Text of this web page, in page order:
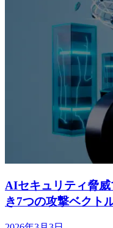
AIセキュリティ脅
き7つの攻撃ベクト